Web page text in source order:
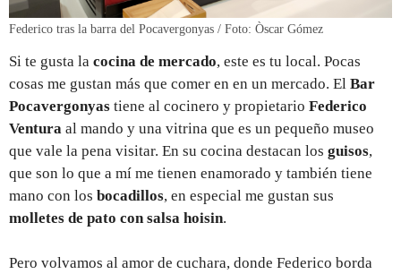
Federico tras la barra del Pocavergonyas / Foto: Òscar Gómez
Si te gusta la cocina de mercado, este es tu local. Pocas
cosas me gustan más que comer en en un mercado. El Bar
Pocavergonyas tiene al cocinero y propietario Federico
Ventura al mando y una vitrina que es un pequeño museo
que vale la pena visitar. En su cocina destacan los guisos,
que son lo que a mí me tienen enamorado y también tiene
mano con los bocadillos, en especial me gustan sus
molletes de pato con salsa hoisin.
Pero volvamos al amor de cuchara, donde Federico borda